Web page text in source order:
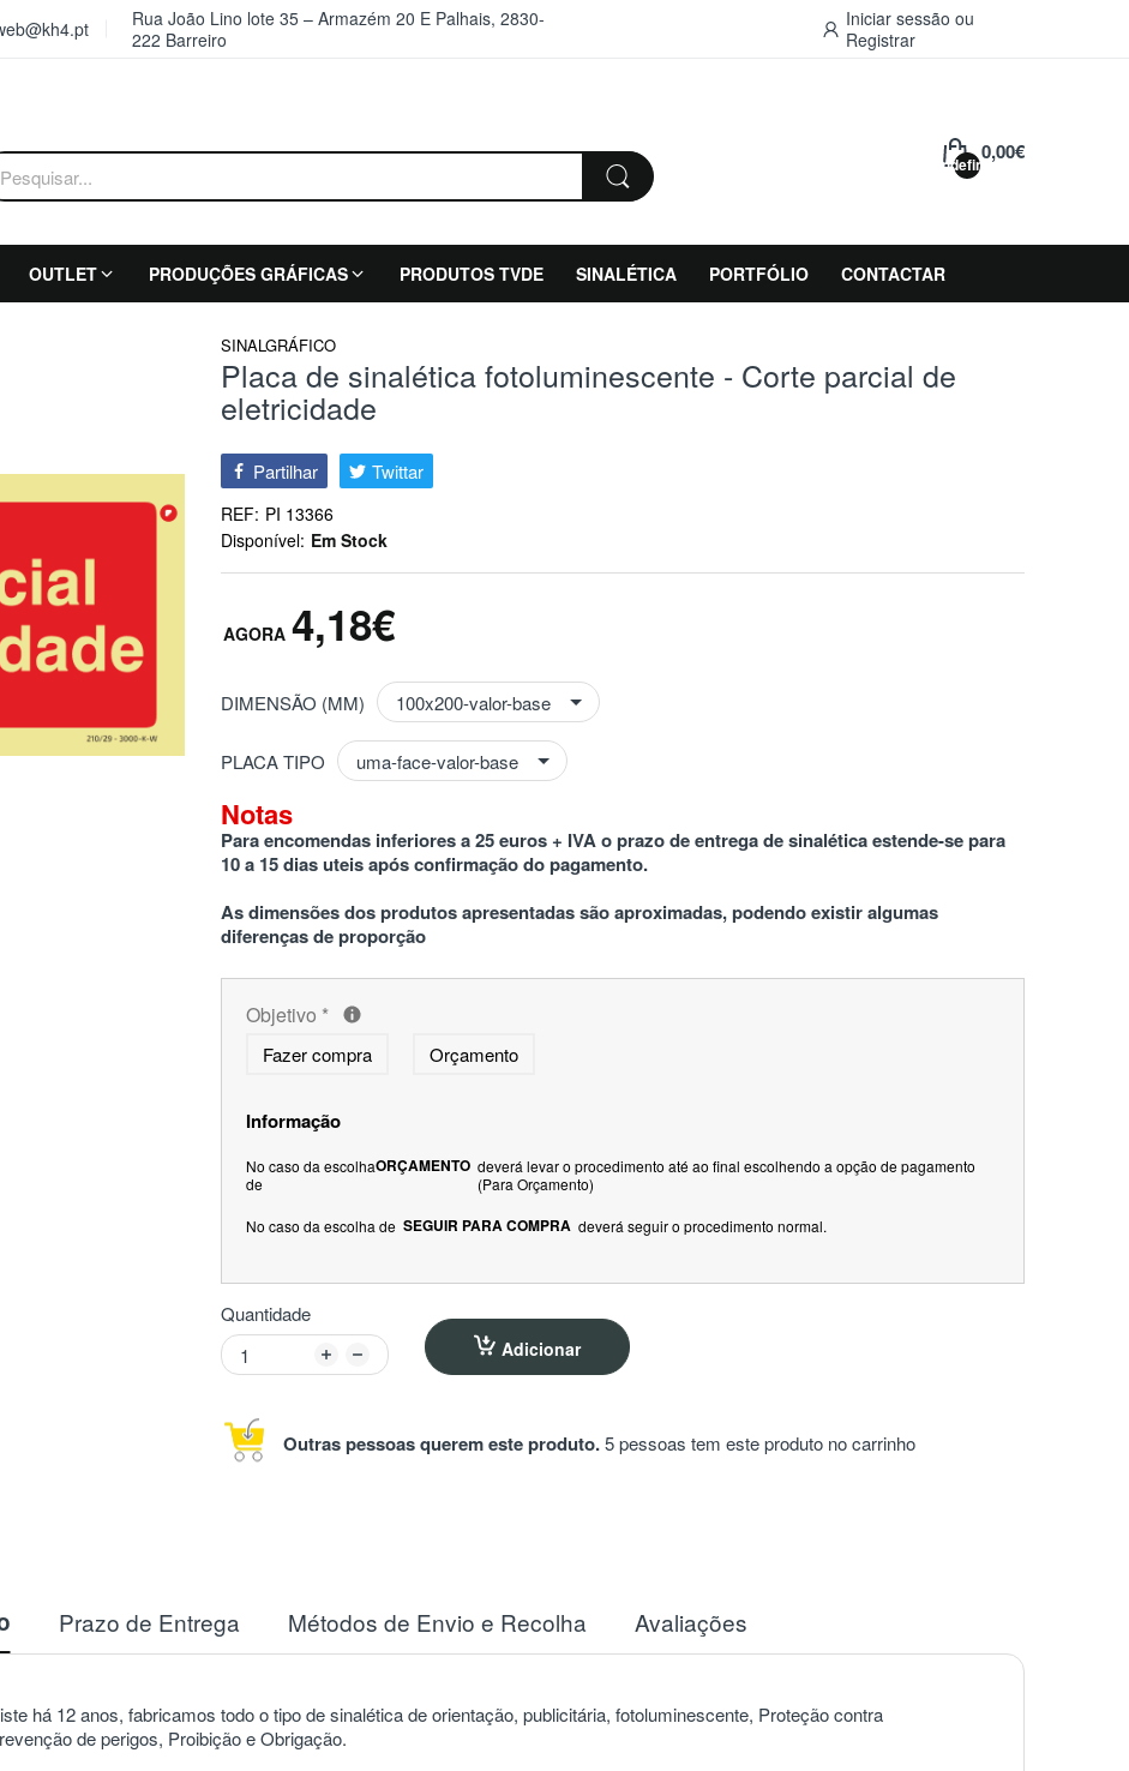
Rua João Lino lote 35 – Armazém 20 E Palhais, 2830-
222 Barreiro
Iniciar sessãoou
Registrar
undefined0,00€
OUTLET PRODUÇÕES GRÁFICAS PRODUTOS TVDE SINALÉTICA PORTFÓLIO CONTACTAR
SINALGRÁFICO
Placa de sinalética fotoluminescente - Corte parcial de
eletricidade
Partilhar Twittar
REF: PI 13366
Disponível: Em Stock
4,18€
DIMENSÃO (MM)
PLACA TIPO
Notas
Para encomendas inferiores a 25 euros + IVA o prazo de entrega de sinalética estende-se para
10 a 15 dias uteis após confirmação do pagamento.
As dimensões dos produtos apresentadas são aproximadas, podendo existir algumas
diferenças de proporção
Objetivo *
Fazer compra Orçamento
Informação
No caso da escolha
de
ORÇAMENTOdeverá levar o procedimento até ao final escolhendo a opção de pagamento
(Para Orçamento)
No caso da escolha de SEGUIR PARA COMPRA deverá seguir o procedimento normal.
Quantidade
Adicionar
Outras pessoas querem este produto.5 pessoas tem este produto no carrinho
Prazo de Entrega Métodos de Envio e Recolha Avaliações
há 12 anos, fabricamos todo o tipo de sinalética de orientação, publicitária, fotoluminescente, Proteção contra
de perigos, Proibição e Obrigação.